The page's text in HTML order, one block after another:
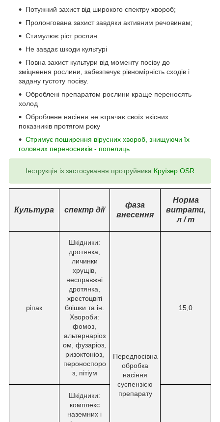
Потужний захист від широкого спектру хвороб;
Пролонгована захист завдяки активним речовинам;
Стимулює ріст рослин.
Не завдає шкоди культурі
Повна захист культури від моменту посіву до
зміцнення рослини, забезпечує рівномірність сходів і
задану густоту посіву.
Оброблені препаратом рослини краще переносять
холод
Оброблене насіння не втрачає своїх якісних
показників протягом року
Стримує поширення вірусних хвороб, знищуючи їх
головних переносників - попелиць
Інструкція із застосування протруйника Круїзер OSR
Культура спектр дії
фаза
внесення
Норма
витрати,
л / т
ріпак
Шкідники:
дротянка,
личинки
хрущів,
несправжні
дротянка,
хрестоцвіті
блішки та ін.
Хвороби:
фомоз,
альтернаріоз
ом, фузаріоз,
ризоктоніоз,
пероноспоро
з, пітіум
Передпосівна
обробка
насіння
суспензією
препарату
15,0
Шкідники:
комплекс
наземних і